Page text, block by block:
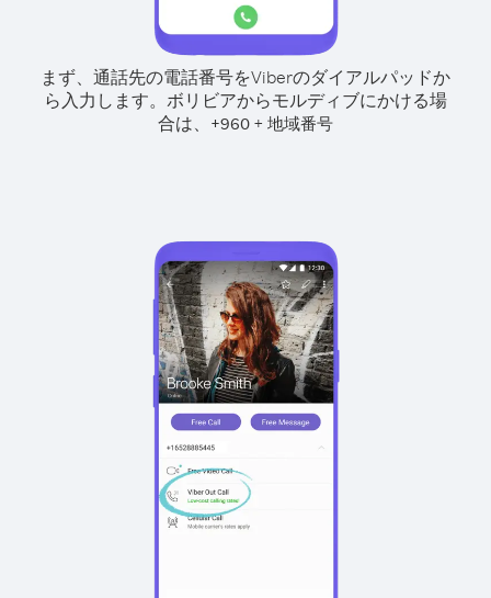
まず、通話先の電話番号をViberのダイアルパッドか
ら入力します。 ボリビアからモルディブにかける場
合は、 +960 + 地域番号